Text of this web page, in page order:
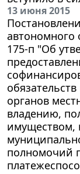
13 июня 2015
автономного
175-п "Об
органов
владению,
имуществом,
полномочий